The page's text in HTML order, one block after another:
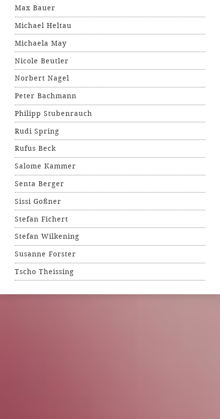
Max Bauer
Michael Heltau
Michaela May
Nicole Beutler
Norbert Nagel
Peter Bachmann
Philipp Stubenrauch
Rudi Spring
Rufus Beck
Salome Kammer
Senta Berger
Sissi Goßner
Stefan Fichert
Stefan Wilkening
Susanne Forster
Tscho Theissing